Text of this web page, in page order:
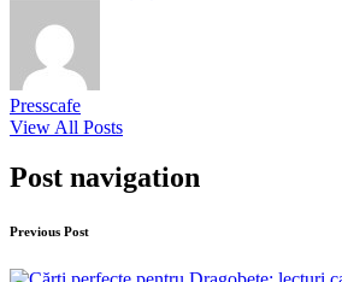
Presscafe
View All Posts
Post navigation
Previous Post